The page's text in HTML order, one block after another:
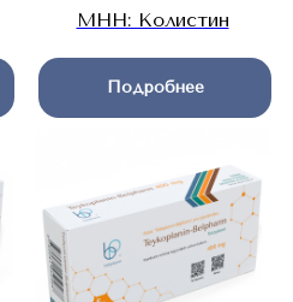
МНН: Колистин
Подробнее